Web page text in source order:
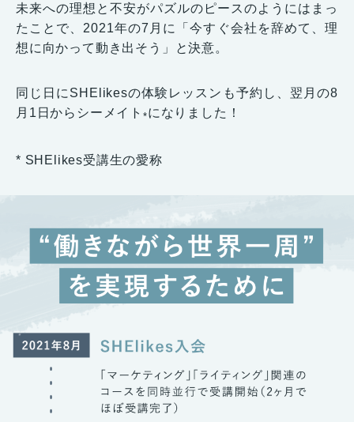
未来への理想と不安がパズルのピースのようにはまっ
たことで、2021年の7月に「今すぐ会社を辞めて、理
想に向かって動き出そう」と決意。
同じ日にSHElikesの体験レッスンも予約し、翌月の8
月1日からシーメイト *になりました！
* SHElikes受講生の愛称